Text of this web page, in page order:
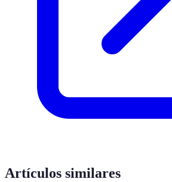
Artículos similares